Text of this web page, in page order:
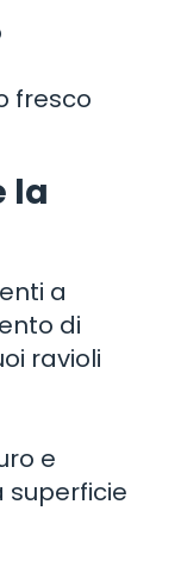
fresco
la
a
di
ravioli
e
superficie